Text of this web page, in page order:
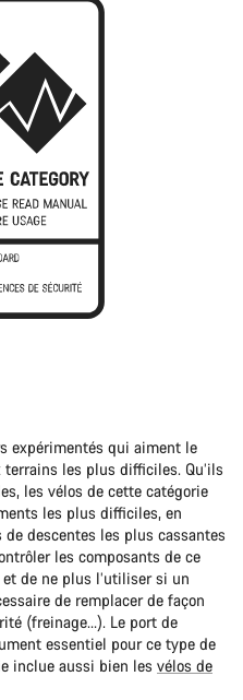
expérimentés qui aiment le
les plus difficiles. Qu’ils
les vélos de cette catégorie
les plus difficiles, en
descentes les plus cassantes
les composants de ce
de ne plus l’utiliser si un
de remplacer de façon
(freinage…). Le port de
essentiel pour ce type de
inclue aussi bien les vélos de